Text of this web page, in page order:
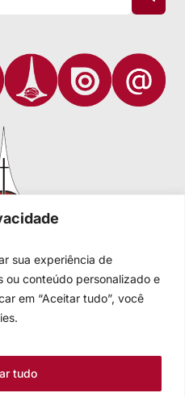
sua experiência de
ou conteúdo personalizado e
em “Aceitar tudo”, você
tudo
Luterana no Brasil
Passos, 202/4º andar Centro -